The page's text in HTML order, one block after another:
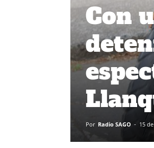
Con
Por Radio SAGO - 15